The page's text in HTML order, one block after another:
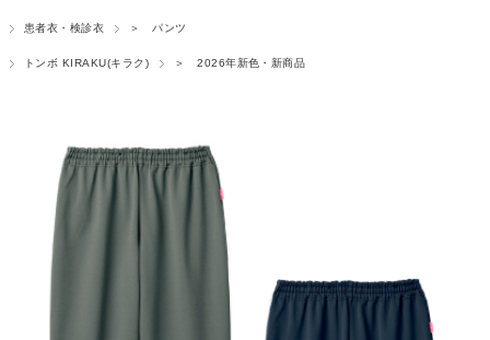
患者衣・検診衣 ＞ パンツ
トンボ KIRAKU(キラク) ＞ 2026年新色・新商品